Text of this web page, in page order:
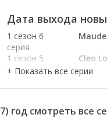
этим
Дата выхода
1 сезон 6
серия
1 сезон 5
серия
Cleo
серия
Toby
серия
год смотреть все